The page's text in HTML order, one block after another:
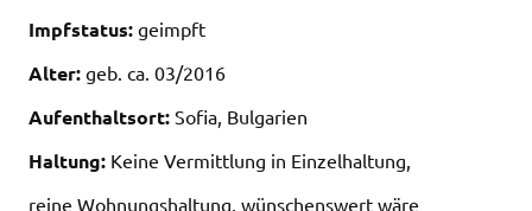
Impfstatus: geimpft
Alter: geb. ca. 03/2016
Aufenthaltsort: Sofia, Bulgarien
Haltung: Keine Vermittlung in Einzelhaltung,
reine Wohnungshaltung, wünschenswert wäre